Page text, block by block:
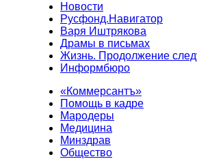
Новости
Русфонд.Навигатор
Варя Иштрякова
Драмы в письмах
Жизнь. Продолжение
Информбюро
«Коммерсантъ»
Помощь в кадре
Мародеры
Медицина
Минздрав
Общество